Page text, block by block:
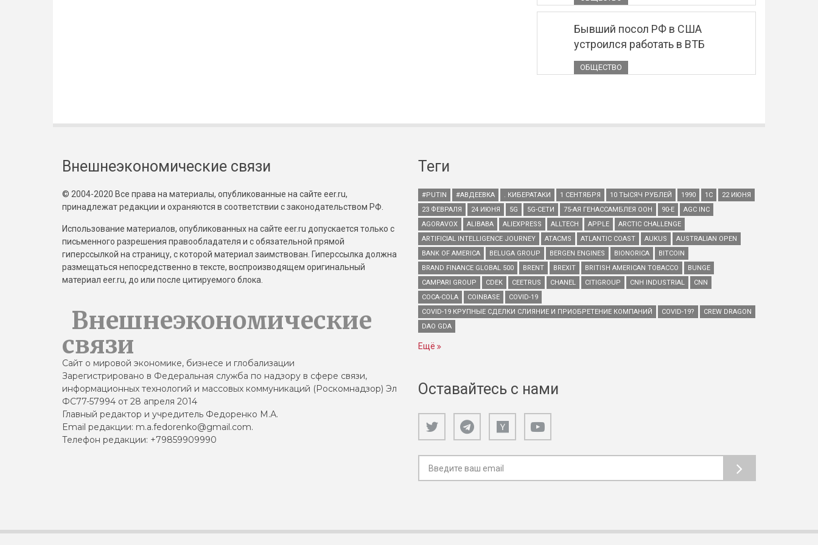
Бывший посол РФ в США
устроился работать в ВТБ
ОБЩЕСТВО
Внешнеэкономические связи
© 2004-2020 Все права на материалы, опубликованные на сайте eer.ru,
принадлежат редакции и охраняются в соответствии с законодательством РФ.
Использование материалов, опубликованных на сайте eer.ru допускается только с
письменного разрешения правообладателя и с обязательной прямой
гиперссылкой на страницу, с которой материал заимствован. Гиперссылка должна
размещаться непосредственно в тексте, воспроизводящем оригинальный
материал eer.ru, до или после цитируемого блока.
Внешнеэкономические
связи
Сайт о мировой экономике, бизнесе и глобализации
Зарегистрировано в Федеральная служба по надзору в сфере связи,
информационных технологий и массовых коммуникаций (Роскомнадзор) Эл
ФС77-57994 от 28 апреля 2014
Главный редактор и учредитель Федоренко М.А.
Email редакции: m.a.fedorenko@gmail.com.
Телефон редакции: +79859909990
Теги
#PUTIN #АВДЕЕВКА . КИБЕРАТАКИ 1 СЕНТЯБРЯ 10 ТЫСЯЧ РУБЛЕЙ 1990 1С
22 ИЮНЯ
23 ФЕВРАЛЯ
24 ИЮНЯ 5G 5G-СЕТИ 75-АЯ ГЕНАССАМБЛЕЯ ООН 90-Е
AGC INC
AGORAVOX
ALIBABA ALIEXPRESS ALLTECH APPLE
ARCTIC CHALLENGE
ARTIFICIAL INTELLIGENCE JOURNEY
ATACMS ATLANTIC COAST AUKUS
AUSTRALIAN OPEN
BANK OF AMERICA
BELUGA GROUP BERGEN ENGINES BIONORICA
BITCOIN
BRAND FINANCE GLOBAL 500
BRENT BREXIT BRITISH AMERICAN TOBACCO
BUNGE
CAMPARI GROUP
CDEK CEETRUS CHANEL CITIGROUP CNH INDUSTRIAL
CNN
COCA-COLA
COINBASE
COVID-19
COVID-19 КРУПНЫЕ СДЕЛКИ СЛИЯНИЕ И ПРИОБРЕТЕНИЕ КОМПАНИЙ
COVID-19?
CREW DRAGON
DAO GDA
Ещё
Оставайтесь с нами